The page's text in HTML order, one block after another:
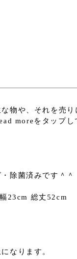
物や、それを売
moreをタップし
除菌済みです＾＾
23cm 総丈52cm
なります。